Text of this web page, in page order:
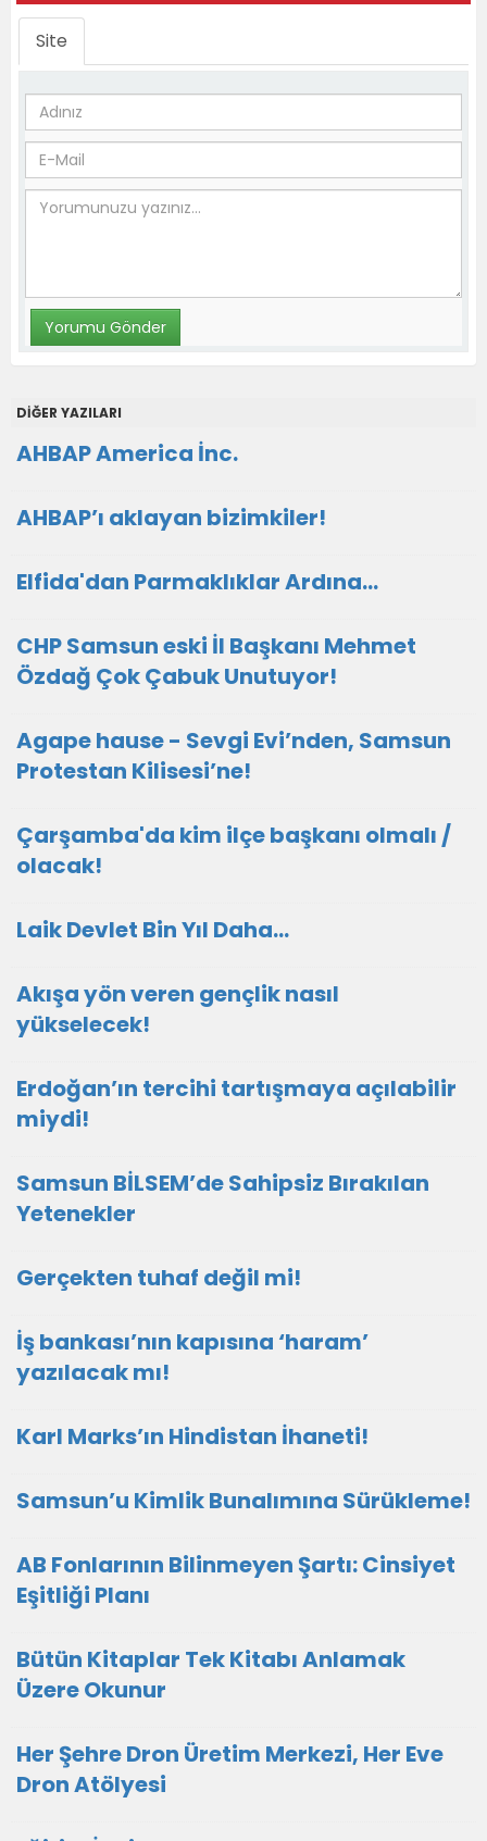
Site
DİĞER YAZILARI
AHBAP America İnc.
AHBAP’ı aklayan bizimkiler!
Elfida'dan Parmaklıklar Ardına…
CHP Samsun eski İl Başkanı Mehmet
Özdağ Çok Çabuk Unutuyor!
Agape hause - Sevgi Evi’nden, Samsun
Protestan Kilisesi’ne!
Çarşamba'da kim ilçe başkanı olmalı /
olacak!
Laik Devlet Bin Yıl Daha…
Akışa yön veren gençlik nasıl
yükselecek!
Erdoğan’ın tercihi tartışmaya açılabilir
miydi!
Samsun BİLSEM’de Sahipsiz Bırakılan
Yetenekler
Gerçekten tuhaf değil mi!
İş bankası’nın kapısına ‘haram’
yazılacak mı!
Karl Marks’ın Hindistan İhaneti!
Samsun’u Kimlik Bunalımına Sürükleme!
AB Fonlarının Bilinmeyen Şartı: Cinsiyet
Eşitliği Planı
Bütün Kitaplar Tek Kitabı Anlamak
Üzere Okunur
Her Şehre Dron Üretim Merkezi, Her Eve
Dron Atölyesi